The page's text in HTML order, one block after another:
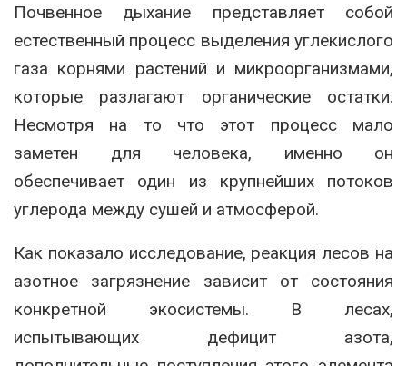
Почвенное дыхание представляет собой
естественный процесс выделения углекислого
газа корнями растений и микроорганизмами,
которые разлагают органические остатки.
Несмотря на то что этот процесс мало
заметен для человека, именно он
обеспечивает один из крупнейших потоков
углерода между сушей и атмосферой.
Как показало исследование, реакция лесов на
азотное загрязнение зависит от состояния
конкретной экосистемы. В лесах,
испытывающих дефицит азота,